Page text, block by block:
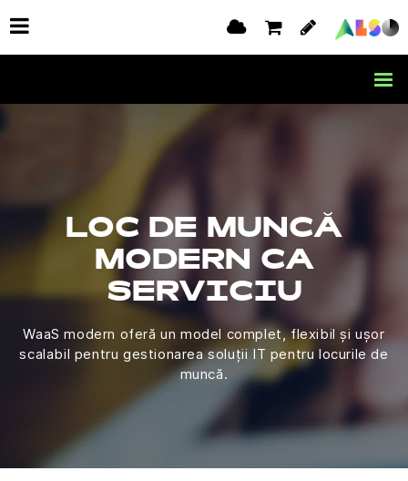
LOC DE MUNCĂ
MODERN CA
SERVICIU
WaaS modern oferă un model complet, flexibil și ușor
scalabil pentru gestionarea soluții IT pentru locurile de
muncă.